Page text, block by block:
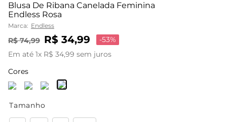
Blusa De Ribana Canelada Feminina
Endless Rosa
Marca: Endless
R$ 74,99 R$ 34,99 -53%
Em até 1x R$ 34,99 sem juros
Cores
Tamanho